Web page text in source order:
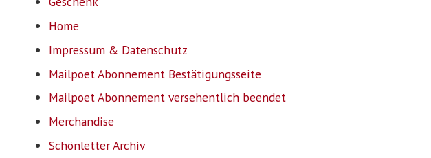
Home
Impressum & Datenschutz
Mailpoet Abonnement Bestätigungsseite
Mailpoet Abonnement versehentlich beendet
Merchandise
Schönletter Archiv